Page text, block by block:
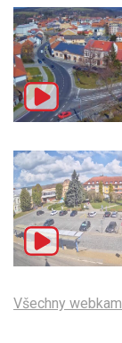
Všechny